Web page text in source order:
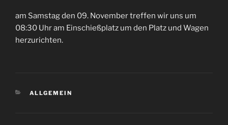
am Samstag den 09. November treffen wir uns um
08:30 Uhr am Einschießplatz um den Platz und Wagen
herzurichten.
KATEGORIEN
ALLGEMEIN